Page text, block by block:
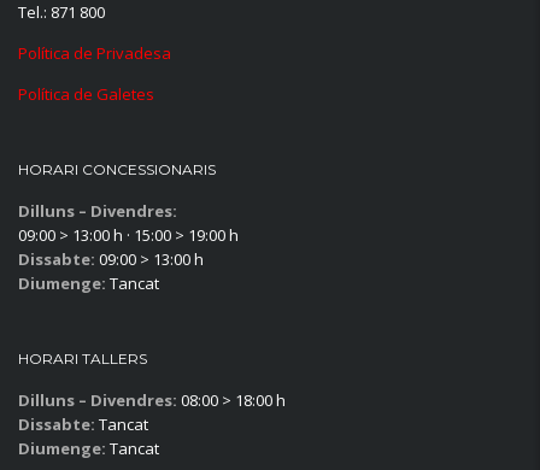
Tel.: 871 800
Política de Privadesa
Política de Galetes
HORARI CONCESSIONARIS
Dilluns – Divendres:
09:00 > 13:00 h · 15:00 > 19:00 h
Dissabte: 09:00 > 13:00 h
Diumenge: Tancat
HORARI TALLERS
Dilluns – Divendres: 08:00 > 18:00 h
Dissabte: Tancat
Diumenge: Tancat